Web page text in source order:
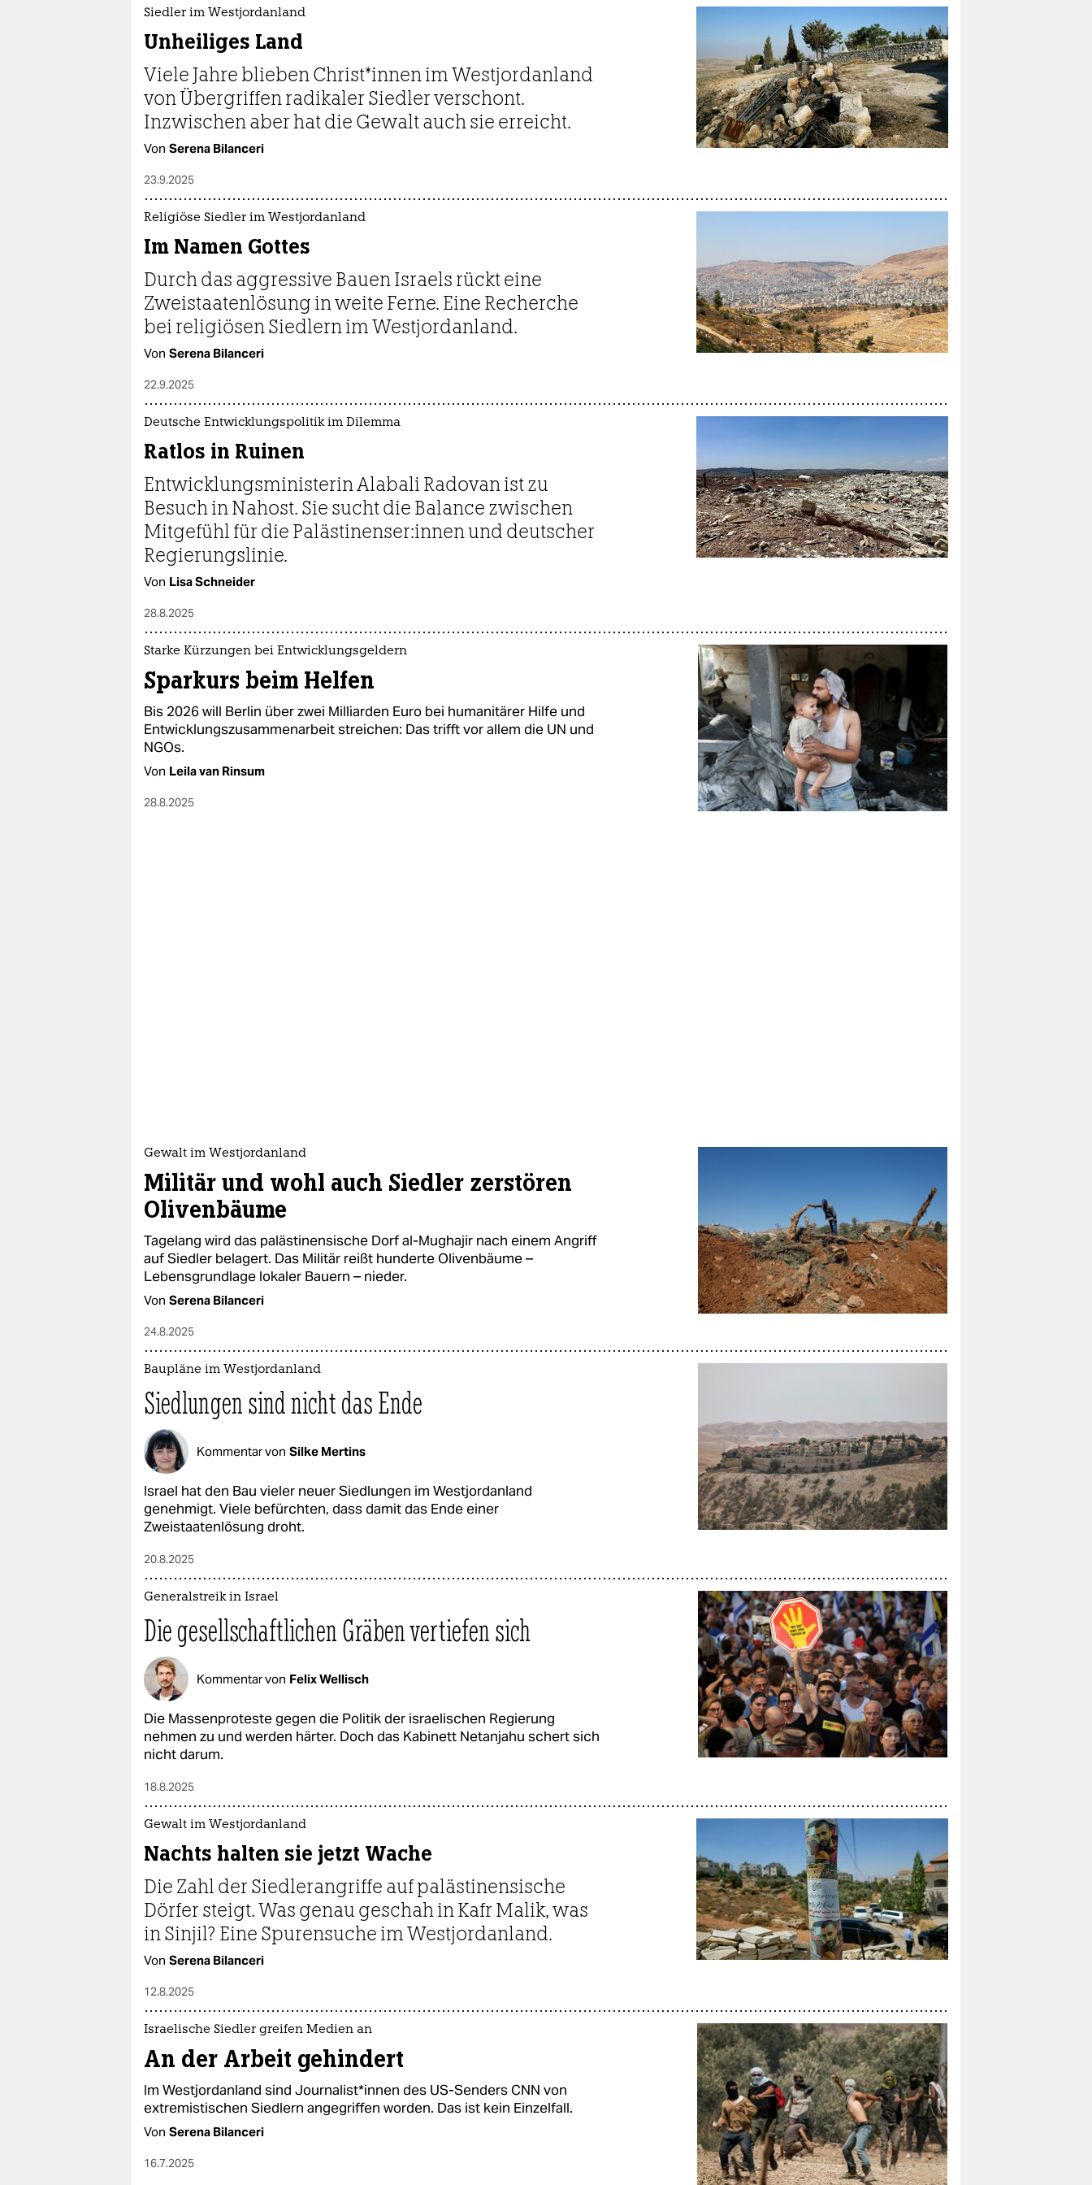
epaper login
Siedler im Westjordanland
Unheiliges Land
Viele Jahre blieben Chris­t*in­nen im Westjordanland
von Übergriffen radikaler Siedler verschont.
Inzwischen aber hat die Gewalt auch sie erreicht.
Von Serena Bilanceri
23.9.2025
Religiöse Siedler im Westjordanland
Im Namen Gottes
Durch das aggressive Bauen Israels rückt eine
Zweistaatenlösung in weite Ferne. Eine Recherche
bei religiösen Siedlern im Westjordanland.
Von Serena Bilanceri
22.9.2025
Deutsche Entwicklungspolitik im Dilemma
Ratlos in Ruinen
Entwicklungsministerin Alabali Radovan ist zu
Besuch in Nahost. Sie sucht die Balance zwischen
Mitgefühl für die Pa­läs­ti­nen­se­r:in­nen und deutscher
Regierungslinie.
Von Lisa Schneider
28.8.2025
Starke Kürzungen bei Entwicklungsgeldern
Sparkurs beim Helfen
Bis 2026 will Berlin über zwei Milliarden Euro bei humanitärer Hilfe und
Entwicklungszusammenarbeit strei­chen: ­Das trifft vor allem die UN und
NGOs.
Von Leila van Rinsum
28.8.2025
Gewalt im Westjordanland
Militär und wohl auch Siedler zerstören
Olivenbäume
Tagelang wird das palästinensische Dorf al-Mughajir nach einem Angriff
auf Siedler belagert. Das Militär reißt hunderte Olivenbäume –
Lebensgrundlage lokaler Bauern – nieder.
Von Serena Bilanceri
24.8.2025
Baupläne im Westjordanland
Siedlungen sind nicht das Ende
Kommentar von Silke Mertins
Israel hat den Bau vieler neuer Siedlungen im Westjordanland
genehmigt. Viele befürchten, dass damit das Ende einer
Zweistaatenlösung droht.
20.8.2025
Generalstreik in Israel
Die gesellschaftlichen Gräben vertiefen sich
Kommentar von Felix Wellisch
Die Massenproteste gegen die Politik der israelischen Regierung
nehmen zu und werden härter. Doch das Kabinett Netanjahu schert sich
nicht darum.
18.8.2025
Gewalt im Westjordanland
Nachts halten sie jetzt Wache
Die Zahl der Siedlerangriffe auf palästinensische
Dörfer steigt. Was genau geschah in Kafr Malik, was
in Sinjil? Eine Spurensuche im Westjordanland.
Von Serena Bilanceri
12.8.2025
Israelische Siedler greifen Medien an
An der Arbeit gehindert
Im Westjordanland sind Jour­na­lis­t*in­nen des US-Senders CNN von
extremistischen Siedlern angegriffen worden. Das ist kein Einzelfall.
Von Serena Bilanceri
16.7.2025